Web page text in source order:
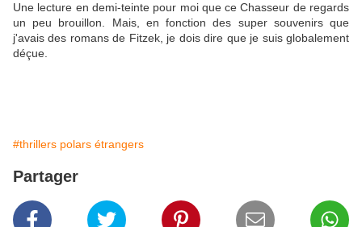
Une lecture en demi-teinte pour moi que ce Chasseur de regards
un peu brouillon. Mais, en fonction des super souvenirs que
j'avais des romans de Fitzek, je dois dire que je suis globalement
déçue.
#thrillers polars étrangers
Partager